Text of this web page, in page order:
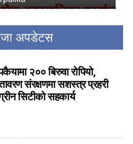
4
अपडेटस
२०० बिरुवा रोपियो,
संरक्षणमा सशस्त्र प्रहरी
सिटीको सहकार्य